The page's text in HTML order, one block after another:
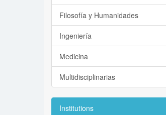
Filosofía y Humanidades
Ingeniería
Medicina
Multidisciplinarias
Institutions